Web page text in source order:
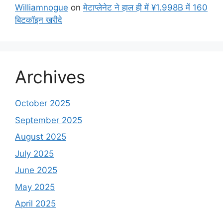
Williamnogue onमेटाप्लेनेट ने हाल ही में ¥1.998B में 160
बिटकॉइन खरीदे
Archives
October 2025
September 2025
August 2025
July 2025
June 2025
May 2025
April 2025